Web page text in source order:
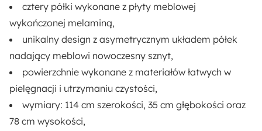
cztery półki wykonane z płyty meblowej
wykończonej melaminą,
unikalny design z asymetrycznym układem półek
nadający meblowi nowoczesny sznyt,
powierzchnie wykonane z materiałów łatwych w
pielęgnacji i utrzymaniu czystości,
wymiary: 114 cm szerokości, 35 cm głębokości oraz
78 cm wysokości,